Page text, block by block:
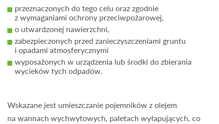
przeznaczonych do tego celu oraz zgodnie
z wymaganiami ochrony przeciwpożarowej,
o utwardzonej nawierzchni,
zabezpieczonych przed zanieczyszczeniami gruntu
i opadami atmosferycznymi
wyposażonych w urządzenia lub środki do zbierania
wycieków tych odpadów.
Wskazane jest umieszczanie pojemników z olejem
na wannach wychwytowych, paletach wyłapujących, co